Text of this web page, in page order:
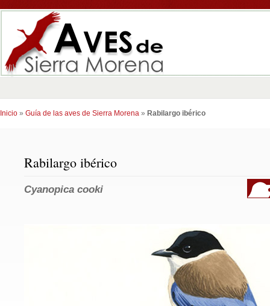
Inicio » Guía de las aves de Sierra Morena » Rabilargo ibérico
Rabilargo ibérico
Cyanopica cooki